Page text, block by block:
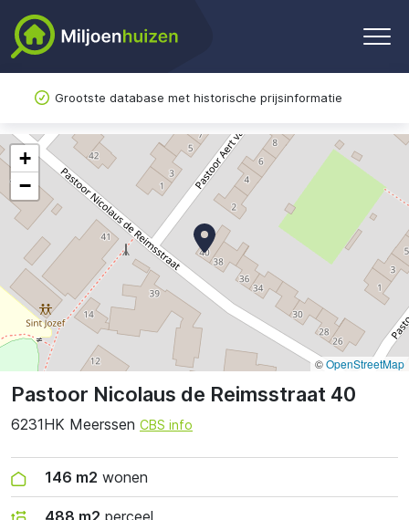
Grootste database met historische prijsinformatie
Pastoor Nicolaus de Reimsstraat 40
6231HK Meerssen CBS info
146 m2 wonen
488 m2 perceel
+
−
©OpenStreetMap